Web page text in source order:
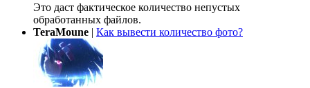
Это даст фактическое количество непустых
обработанных файлов.
TeraMoune | Как вывести количество фото?